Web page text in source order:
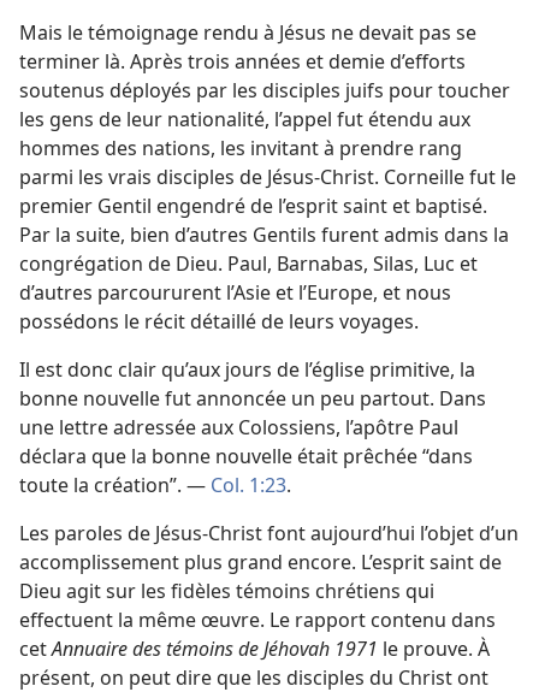
Mais le témoignage rendu à Jésus ne devait pas se
terminer là. Après trois années et demie d’efforts
soutenus déployés par les disciples juifs pour toucher
les gens de leur nationalité, l’appel fut étendu aux
hommes des nations, les invitant à prendre rang
parmi les vrais disciples de Jésus-Christ. Corneille fut le
premier Gentil engendré de l’esprit saint et baptisé.
Par la suite, bien d’autres Gentils furent admis dans la
congrégation de Dieu. Paul, Barnabas, Silas, Luc et
d’autres parcoururent l’Asie et l’Europe, et nous
possédons le récit détaillé de leurs voyages.
Il est donc clair qu’aux jours de l’église primitive, la
bonne nouvelle fut annoncée un peu partout. Dans
une lettre adressée aux Colossiens, l’apôtre Paul
déclara que la bonne nouvelle était prêchée “dans
toute la création”. — Col. 1:23.
Les paroles de Jésus-Christ font aujourd’hui l’objet d’un
accomplissement plus grand encore. L’esprit saint de
Dieu agit sur les fidèles témoins chrétiens qui
effectuent la même œuvre. Le rapport contenu dans
cetAnnuaire des témoins de Jéhovah 1971 le prouve. À
présent, on peut dire que les disciples du Christ ont